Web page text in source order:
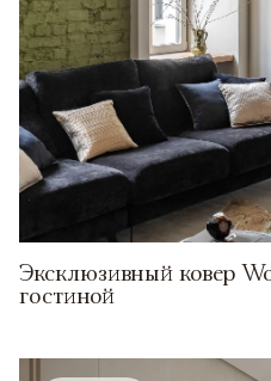
Эксклюзивный ковер
гостиной